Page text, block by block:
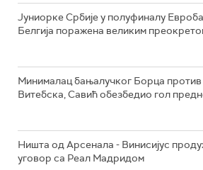
Јуниорке Србије у полуфиналу
Белгија поражена великим
Минималац бањалучког Борца против
Витебска, Савић обезбедио гол
Ништа од Арсенала - Винисијус
уговор са Реал Мадридом